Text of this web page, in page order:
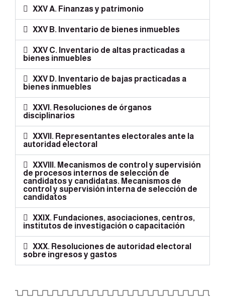
XXV A. Finanzas y patrimonio
XXV B. Inventario de bienes inmuebles
XXV C. Inventario de altas practicadas a
bienes inmuebles
XXV D. Inventario de bajas practicadas a
bienes inmuebles
XXVI. Resoluciones de órganos
disciplinarios
XXVII. Representantes electorales ante la
autoridad electoral
XXVIII. Mecanismos de control y supervisión
de procesos internos de selección de
candidatos y candidatas. Mecanismos de
control y supervisión interna de selección de
candidatos
XXIX. Fundaciones, asociaciones, centros,
institutos de investigación o capacitación
XXX. Resoluciones de autoridad electoral
sobre ingresos y gastos